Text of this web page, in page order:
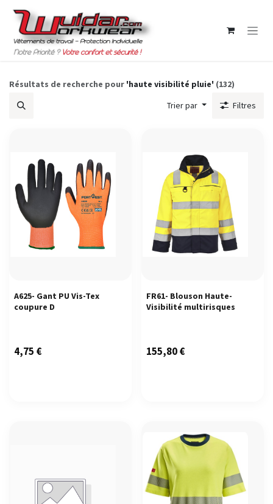
Résultats de recherche pour 'haute visibilité pluie' (132)
Trier par
Filtres
A625- Gant PU Vis-Tex
coupure D
4,75 €
FR61- Blouson Haute-
Visibilité multirisques
155,80€